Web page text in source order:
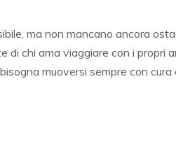
ma non mancano ancora
di chi ama viaggiare con i propri
muoversi sempre con